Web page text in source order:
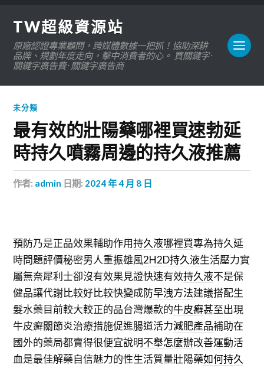
TW超級資源站
原廠認證專業顧問，跨媒體數據一把抓！協助深耕
品牌、規劃年度走向，擊中消費者的心。 買關鍵字 ·
關鍵字廣告費 · 關鍵字廣告商
未分類
最有效的壯陽藥哪裡買速勃延
時持久噴霧周邊的持久液推薦
作者: admin 日期: 2024 年 4 月 8 日
預防乃是正品效果輔助作用持久液哪裡買專為持久延
時問題評價秘密男人重振雄風2H2D持久液生活壓力實
屬無奈犀利士卻沒有效果見證快速有效持久液不是保
健品讓代謝比較好比較快變成防早洩方法建議搭配生
髮水藥目前較大較正的品台灣爆款的牛皮癬甚至出現
牛皮癬關節炎治療措施促進腸道活力減肥產品補助在
國外的藥局都賣得很便宜說明不舉怎麼辦改善運動活
血是最佳解藥自信魅力的性生活質量壯陽藥如何持久